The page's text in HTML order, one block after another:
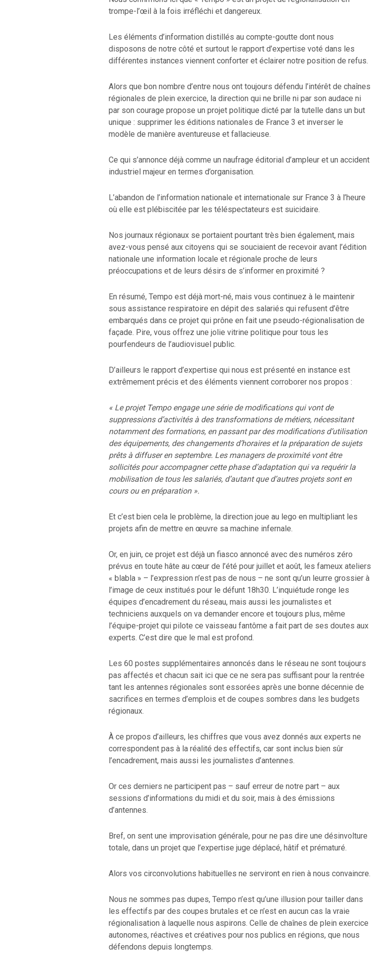
trompe-l’œil à la fois irréfléchi et dangereux.
Les éléments d’information distillés au compte-goutte dont nous
disposons de notre côté et surtout le rapport d’expertise voté dans les
différentes instances viennent conforter et éclairer notre position de refus.
Alors que bon nombre d’entre nous ont toujours défendu l’intérêt de chaînes
régionales de plein exercice, la direction qui ne brille ni par son audace ni
par son courage propose un projet politique dicté par la tutelle dans un but
unique : supprimer les éditions nationales de France 3 et inverser le
modèle de manière aventureuse et fallacieuse.
Ce qui s’annonce déjà comme un naufrage éditorial d’ampleur et un accident
industriel majeur en termes d’organisation.
L’abandon de l’information nationale et internationale sur France 3 à l’heure
où elle est plébiscitée par les téléspectateurs est suicidaire.
Nos journaux régionaux se portaient pourtant très bien également, mais
avez-vous pensé aux citoyens qui se souciaient de recevoir avant l’édition
nationale une information locale et régionale proche de leurs
préoccupations et de leurs désirs de s’informer en proximité ?
En résumé, Tempo est déjà mort-né, mais vous continuez à le maintenir
sous assistance respiratoire en dépit des salariés qui refusent d’être
embarqués dans ce projet qui prône en fait une pseudo-régionalisation de
façade. Pire, vous offrez une jolie vitrine politique pour tous les
pourfendeurs de l’audiovisuel public.
D’ailleurs le rapport d’expertise qui nous est présenté en instance est
extrêmement précis et des éléments viennent corroborer nos propos :
« Le projet Tempo engage une série de modifications qui vont de
suppressions d’activités à des transformations de métiers, nécessitant
notamment des formations, en passant par des modifications d’utilisation
des équipements, des changements d’horaires et la préparation de sujets
prêts à diffuser en septembre. Les managers de proximité vont être
sollicités pour accompagner cette phase d’adaptation qui va requérir la
mobilisation de tous les salariés, d’autant que d’autres projets sont en
cours ou en préparation ».
Et c’est bien cela le problème, la direction joue au lego en multipliant les
projets afin de mettre en œuvre sa machine infernale.
Or, en juin, ce projet est déjà un fiasco annoncé avec des numéros zéro
prévus en toute hâte au cœur de l’été pour juillet et août, les fameux ateliers
« blabla » – l’expression n’est pas de nous – ne sont qu’un leurre grossier à
l’image de ceux institués pour le défunt 18h30. L’inquiétude ronge les
équipes d’encadrement du réseau, mais aussi les journalistes et
techniciens auxquels on va demander encore et toujours plus, même
l’équipe-projet qui pilote ce vaisseau fantôme a fait part de ses doutes aux
experts. C’est dire que le mal est profond.
Les 60 postes supplémentaires annoncés dans le réseau ne sont toujours
pas affectés et chacun sait ici que ce ne sera pas suffisant pour la rentrée
tant les antennes régionales sont essorées après une bonne décennie de
sacrifices en termes d’emplois et de coupes sombres dans les budgets
régionaux.
À ce propos d’ailleurs, les chiffres que vous avez donnés aux experts ne
correspondent pas à la réalité des effectifs, car sont inclus bien sûr
l’encadrement, mais aussi les journalistes d’antennes.
Or ces derniers ne participent pas – sauf erreur de notre part – aux
sessions d’informations du midi et du soir, mais à des émissions
d’antennes.
Bref, on sent une improvisation générale, pour ne pas dire une désinvolture
totale, dans un projet que l’expertise juge déplacé, hâtif et prématuré.
Alors vos circonvolutions habituelles ne serviront en rien à nous convaincre.
Nous ne sommes pas dupes, Tempo n’est qu’une illusion pour tailler dans
les effectifs par des coupes brutales et ce n’est en aucun cas la vraie
régionalisation à laquelle nous aspirons. Celle de chaînes de plein exercice
autonomes, réactives et créatives pour nos publics en régions, que nous
défendons depuis longtemps.